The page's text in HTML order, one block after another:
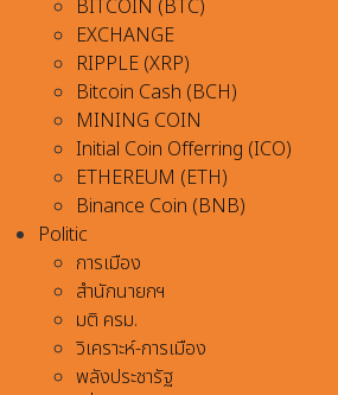
BITCOIN (BTC)
EXCHANGE
RIPPLE (XRP)
Bitcoin Cash (BCH)
MINING COIN
Initial Coin Offerring (ICO)
ETHEREUM (ETH)
Binance Coin (BNB)
Politic
การเมือง
สำนักนายกฯ
มติ ครม.
วิเคราะห์-การเมือง
พลังประชารัฐ